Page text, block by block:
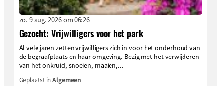
zo. 9 aug. 2026 om 06:26
Gezocht: Vrijwilligers voor het park
Al vele jaren zetten vrijwilligers zich in voor het onderhoud van
de begraafplaats en haar omgeving. Bezig met het verwijderen
van het onkruid, snoeien, maaien,...
Geplaatst inAlgemeen